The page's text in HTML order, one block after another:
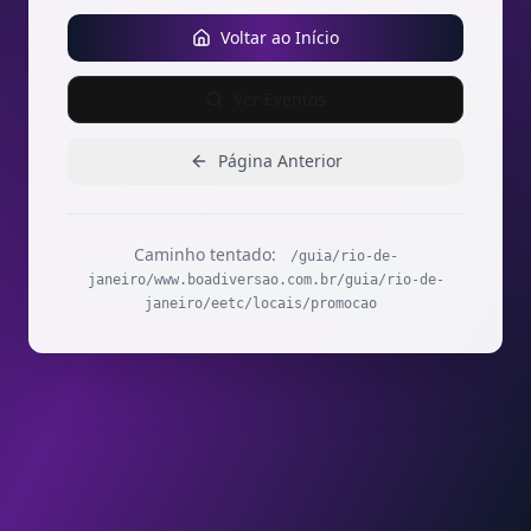
Voltar ao Início
Página Anterior
Caminho tentado:
/guia/rio-de-
janeiro/www.boadiversao.com.br/guia/rio-de-
janeiro/eetc/locais/promocao